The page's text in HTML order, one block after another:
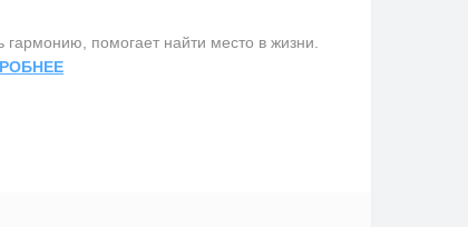
помогает найти место в жизни.